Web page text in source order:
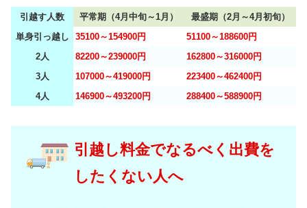
引越す人数 平常期（4月中旬～1月）
最盛期（2月～4月初旬）
単身引っ越し
35100～154900円
51100～188600円
2人
82200～239000円
162800～316000円
3人
107000～419000円
223400～462400円
4人
146900～493200円 288400～588900円
引越し料金でなるべく出費を
したくない人へ